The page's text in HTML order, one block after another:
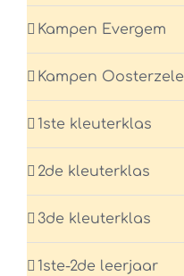
Kampen Evergem
Kampen Oosterzele
1ste kleuterklas
2de kleuterklas
3de kleuterklas
1ste-2de leerjaar